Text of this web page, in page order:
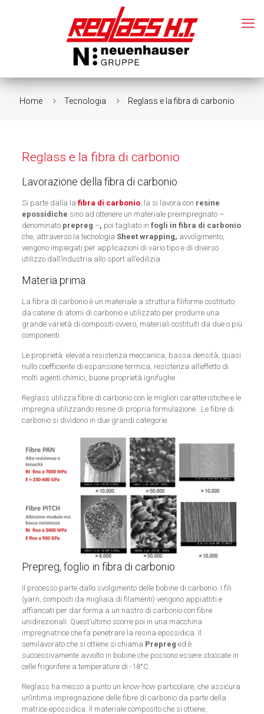
Home Tecnologia Reglass e la fibra di carbonio
Reglass e la fibra di carbonio
Lavorazione della fibra di carbonio
Si parte dalla la fibra di carbonio, la si lavora con resine
epossidiche sino ad ottenere un materiale preimpregnato –
denominato prepreg –, poi tagliato in fogli in fibra di carbonio
che, attraverso la tecnologia Sheet wrapping, avvolgimento,
vengono impiegati per applicazioni di vario tipo e di diverso
utilizzo dall’industria allo sport all’edilizia.
Materia prima
La fibra di carbonio è un materiale a struttura filiforme costituito
da catene di atomi di carbonio e utilizzato per produrre una
grande varietà di compositi ovvero, materiali costituiti da due o più
componenti.
Le proprietà: elevata resistenza meccanica, bassa densità, quasi
nullo coefficiente di espansione termica, resistenza all’effetto di
molti agenti chimici, buone proprietà ignifughe.
Reglass utilizza fibre di carbonio con le migliori caratteristiche e le
impregna utilizzando resine di propria formulazione. Le fibre di
carbonio si dividono in due grandi categorie.
Prepreg, foglio in fibra di carbonio
Il processo parte dallo svolgimento delle bobine di carbonio. I fili
(yarn, composti da migliaia di filamenti) vengono appiattiti e
affiancati per dar forma a un nastro di carbonio con fibre
unidirezionali. Quest’ultimo scorre poi in una macchina
impregnatrice che fa penetrare la resina epossidica. Il
semilavorato che si ottiene si chiama Prepreg ed è
successivamente avvolto in bobine che possono essere stoccate in
celle frigorifere a temperature di -18°C.
Reglass ha messo a punto un know-how particolare, che assicura
un’intima impregnazione delle fibre di carbonio da parte della
matrice epossidica. Il materiale composito che si ottiene,